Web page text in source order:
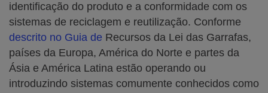
identificação do produto e a conformidade com os
sistemas de reciclagem e reutilização. Conforme
descrito no Guia de Recursos da Lei das Garrafas,
países da Europa, América do Norte e partes da
Ásia e América Latina estão operando ou
introduzindo sistemas comumente conhecidos como